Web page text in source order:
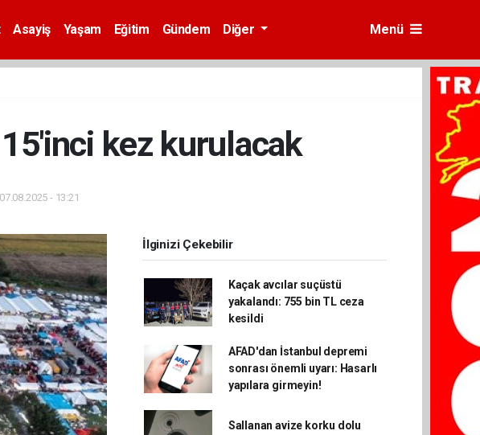
Asayiş Yaşam Eğitim Gündem Diğer Menü
kez kurulacak
- 13:21
İlginizi Çekebilir
Kaçak avcılar suçüstü
yakalandı: 755 bin TL ceza
kesildi
AFAD'dan İstanbul depremi
sonrası önemli uyarı: Hasarlı
yapılara girmeyin!
Sallanan avize korku dolu